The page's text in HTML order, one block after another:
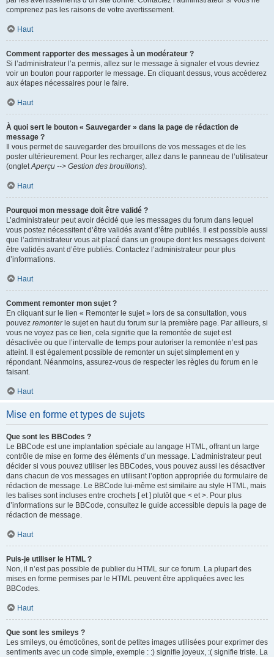
comprenez pas les raisons de votre avertissement.
Haut
Comment rapporter des messages à un modérateur ?
Si l’administrateur l’a permis, allez sur le message à signaler et vous devriez
voir un bouton pour rapporter le message. En cliquant dessus, vous accéderez
aux étapes nécessaires pour le faire.
Haut
À quoi sert le bouton « Sauvegarder » dans la page de rédaction de
message ?
Il vous permet de sauvegarder des brouillons de vos messages et de les
poster ultérieurement. Pour les recharger, allez dans le panneau de l’utilisateur
(ongletAperçu --> Gestion des brouillons).
Haut
Pourquoi mon message doit être validé ?
L’administrateur peut avoir décidé que les messages du forum dans lequel
vous postez nécessitent d’être validés avant d’être publiés. Il est possible aussi
que l’administrateur vous ait placé dans un groupe dont les messages doivent
être validés avant d’être publiés. Contactez l’administrateur pour plus
d’informations.
Haut
Comment remonter mon sujet ?
En cliquant sur le lien « Remonter le sujet » lors de sa consultation, vous
pouvez remonterle sujet en haut du forum sur la première page. Par ailleurs, si
vous ne voyez pas ce lien, cela signifie que la remontée de sujet est
désactivée ou que l’intervalle de temps pour autoriser la remontée n’est pas
atteint. Il est également possible de remonter un sujet simplement en y
répondant. Néanmoins, assurez-vous de respecter les règles du forum en le
faisant.
Haut
Mise en forme et types de sujets
Que sont les BBCodes ?
Le BBCode est une implantation spéciale au langage HTML, offrant un large
contrôle de mise en forme des éléments d’un message. L’administrateur peut
décider si vous pouvez utiliser les BBCodes, vous pouvez aussi les désactiver
dans chacun de vos messages en utilisant l’option appropriée du formulaire de
rédaction de message. Le BBCode lui-même est similaire au style HTML, mais
les balises sont incluses entre crochets [ et ] plutôt que < et >. Pour plus
d’informations sur le BBCode, consultez le guide accessible depuis la page de
rédaction de message.
Haut
Puis-je utiliser le HTML ?
Non, il n’est pas possible de publier du HTML sur ce forum. La plupart des
mises en forme permises par le HTML peuvent être appliquées avec les
BBCodes.
Haut
Que sont les smileys ?
Les smileys, ou émoticônes, sont de petites images utilisées pour exprimer des
sentiments avec un code simple, exemple : :) signifie joyeux, :( signifie triste. La